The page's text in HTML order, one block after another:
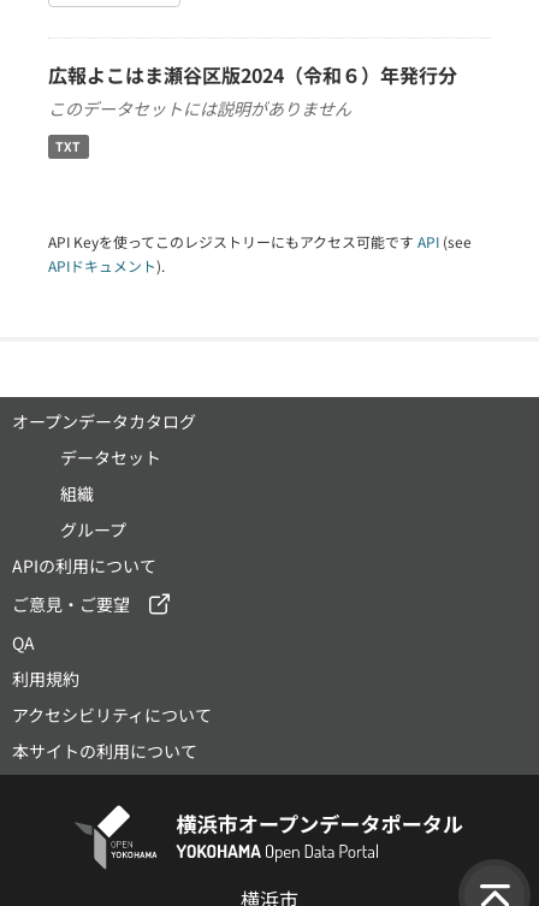
広報よこはま瀬谷区版2024（令和６）年発行分
このデータセットには説明がありません
TXT
API Keyを使ってこのレジストリーにもアクセス可能です API (see
APIドキュメント).
オープンデータカタログ
データセット
組織
グループ
APIの利用について
ご意見・ご要望
QA
利用規約
アクセシビリティについて
本サイトの利用について
横浜市